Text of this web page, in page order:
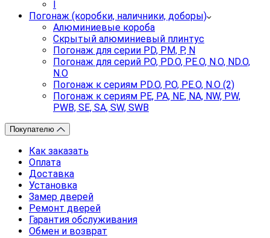
Погонаж (коробки, наличники, доборы)
Алюминиевые короба
Скрытый алюминиевый плинтус
Погонаж для серии PD, PM, P, N
Погонаж для серий P.O, PD.O, PE.O, N.O, ND.O,
N.O
Погонаж к сериям PD.O, P.O, PE.O, N.O (2)
Погонаж к сериям PE, PA, NE, NA, NW, PW,
PWB, SE, SA, SW, SWB
Покупателю
Как заказать
Оплата
Доставка
Установка
Замер дверей
Ремонт дверей
Гарантия обслуживания
Обмен и возврат